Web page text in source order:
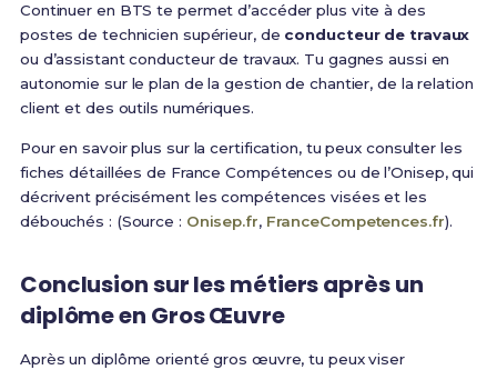
Continuer en BTS te permet d’accéder plus vite à des
postes de technicien supérieur, de conducteur de travaux
ou d’assistant conducteur de travaux. Tu gagnes aussi en
autonomie sur le plan de la gestion de chantier, de la relation
client et des outils numériques.
Pour en savoir plus sur la certification, tu peux consulter les
fiches détaillées de France Compétences ou de l’Onisep, qui
décrivent précisément les compétences visées et les
débouchés : (Source : Onisep.fr, FranceCompetences.fr).
Conclusion sur les métiers après un
diplôme en Gros Œuvre
Après un diplôme orienté gros œuvre, tu peux viser